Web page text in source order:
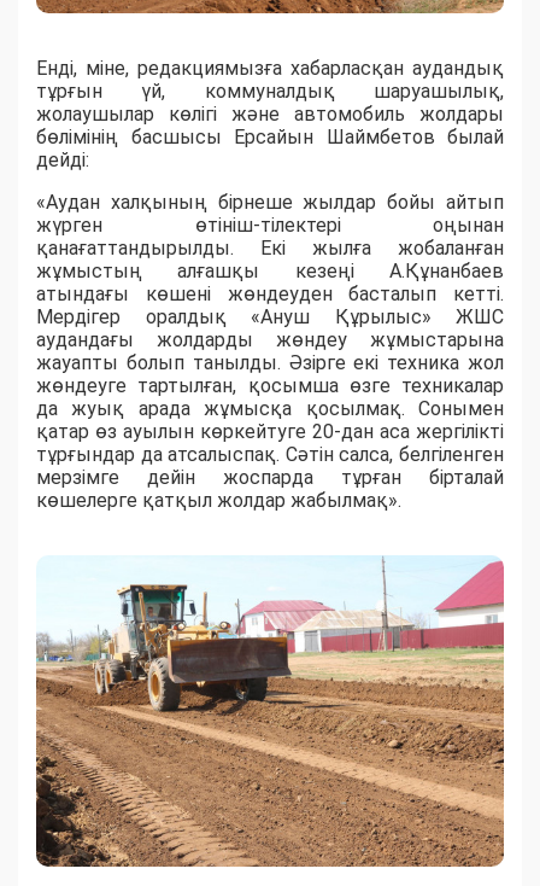
Енді, міне, редакциямызға хабарласқан аудандық
тұрғын үй, коммуналдық шаруашылық,
жолаушылар көлігі және автомобиль жолдары
бөлімінің басшысы Ерсайын Шаймбетов былай
дейді:
«Аудан халқының бірнеше жылдар бойы айтып
жүрген өтініш-тілектеріоңынан
қанағаттандырылды. Екі жылға жобаланған
жұмыстың алғашқы кезеңі А.Құнанбаев
атындағы көшені жөндеуден басталып кетті.
Мердігер оралдық «Ануш Құрылыс» ЖШС
аудандағы жолдарды жөндеу жұмыстарына
жауапты болып танылды. Әзірге екі техника жол
жөндеуге тартылған, қосымша өзге техникалар
да жуық арада жұмысқа қосылмақ. Сонымен
қатар өз ауылын көркейтуге 20-дан аса жергілікті
тұрғындар да атсалыспақ. Сәтін салса, белгіленген
мерзімге дейін жоспарда тұрған бірталай
көшелерге қатқыл жолдар жабылмақ».